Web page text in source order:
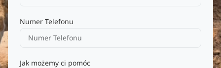
Numer Telefonu
Jak możemy ci pomóc